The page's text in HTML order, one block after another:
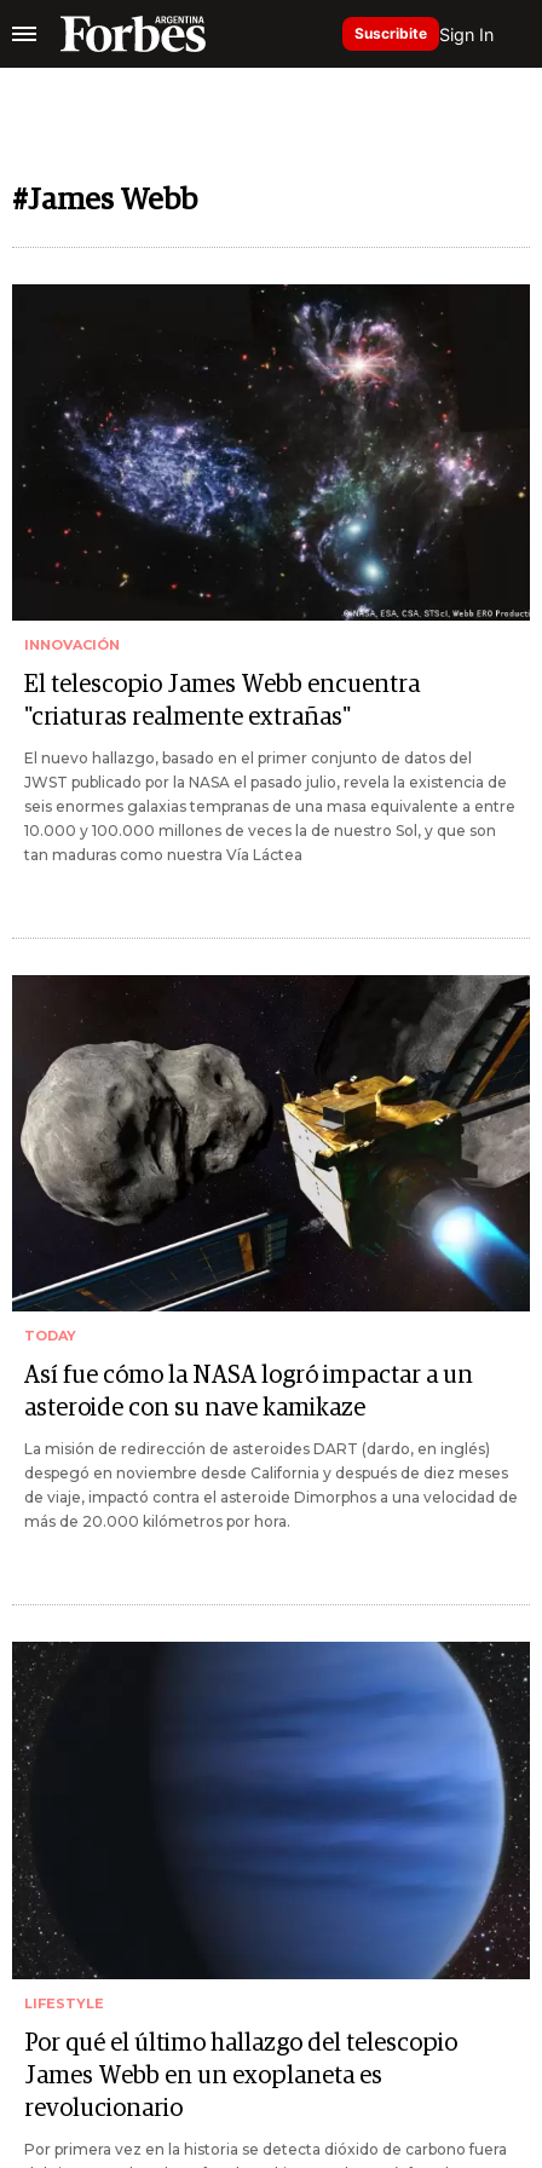
Suscribite Sign In
#James Webb
INNOVACIÓN
El telescopio James Webb encuentra
"criaturas realmente extrañas"
El nuevo hallazgo, basado en el primer conjunto de datos del
JWST publicado por la NASA el pasado julio, revela la existencia de
seis enormes galaxias tempranas de una masa equivalente a entre
10.000 y 100.000 millones de veces la de nuestro Sol, y que son
tan maduras como nuestra Vía Láctea
TODAY
Así fue cómo la NASA logró impactar a un
asteroide con su nave kamikaze
La misión de redirección de asteroides DART (dardo, en inglés)
despegó en noviembre desde California y después de diez meses
de viaje, impactó contra el asteroide Dimorphos a una velocidad de
más de 20.000 kilómetros por hora.
LIFESTYLE
Por qué el último hallazgo del telescopio
James Webb en un exoplaneta es
revolucionario
Por primera vez en la historia se detecta dióxido de carbono fuera